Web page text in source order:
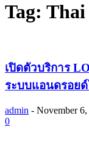
Tag:
เปิดตัวบริการ
ระบบแอนดรอย
admin - November
0